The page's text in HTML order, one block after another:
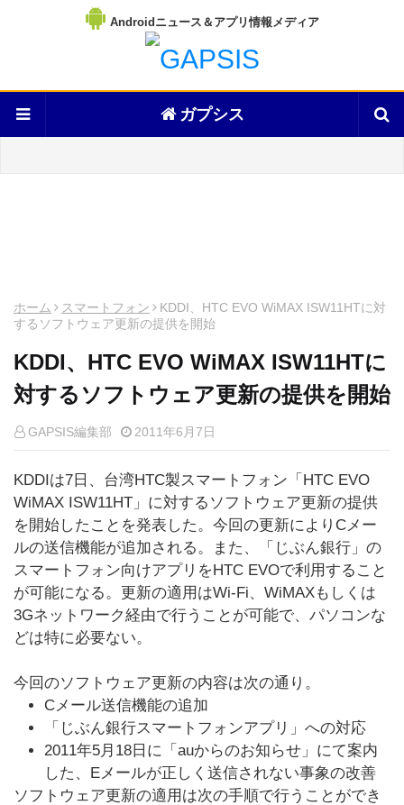
Androidニュース＆アプリ情報メディア
ガプシス
ホーム スマートフォン
KDDI、HTC EVO WiMAX ISW11HTに対
するソフトウェア更新の提供を開始
KDDI、HTC EVO WiMAX ISW11HTに
対するソフトウェア更新の提供を開始
GAPSIS編集部 2011年6月7日
KDDIは7日、台湾HTC製スマートフォン「HTC EVO
WiMAX ISW11HT」に対するソフトウェア更新の提供
を開始したことを発表した。今回の更新によりCメー
ルの送信機能が追加される。また、「じぶん銀行」の
スマートフォン向けアプリをHTC EVOで利用すること
が可能になる。更新の適用はWi-Fi、WiMAXもしくは
3Gネットワーク経由で行うことが可能で、パソコンな
どは特に必要ない。
今回のソフトウェア更新の内容は次の通り。
Cメール送信機能の追加
「じぶん銀行スマートフォンアプリ」への対応
2011年5月18日に「auからのお知らせ」にて案内
した、Eメールが正しく送信されない事象の改善
ソフトウェア更新の適用は次の手順で行うことができ